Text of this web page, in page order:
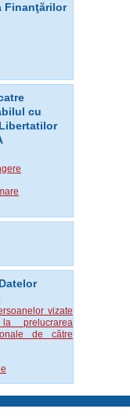
Finanţărilor
cu
vizate
prelucrarea
de către